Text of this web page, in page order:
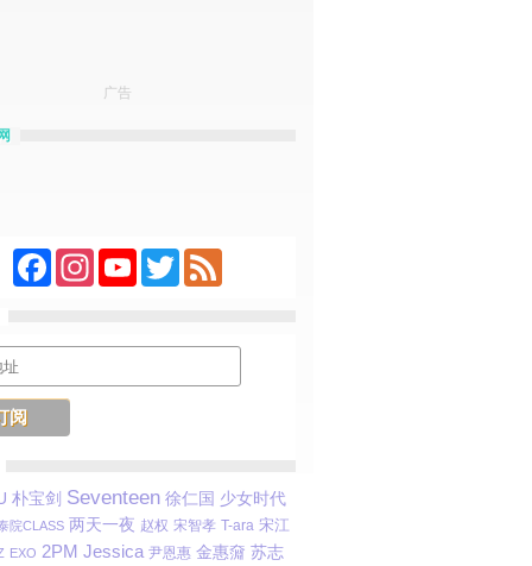
广告
FacebookInstagramYouTubeTwitterFeed
朴宝剑 Seventeen 徐仁国 少女时代
院CLASS 两天一夜 赵权 宋智孝 T-ara 宋江
EXO 2PM Jessica 尹恩惠 金惠奫 苏志